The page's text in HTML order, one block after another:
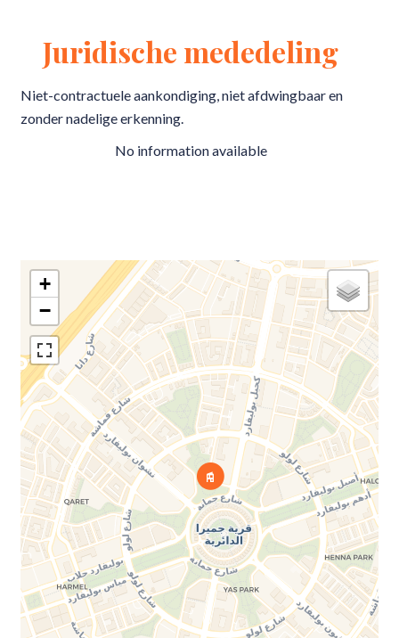
Juridische mededeling
Niet-contractuele aankondiging, niet afdwingbaar en
zonder nadelige erkenning.
No information available
+
−